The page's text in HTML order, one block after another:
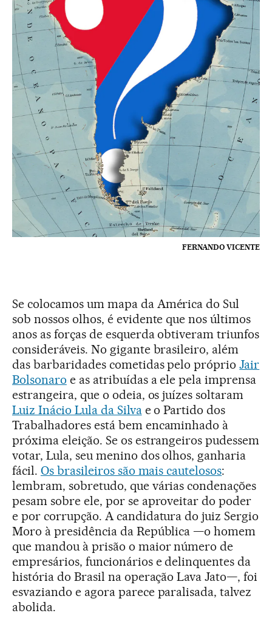
FERNANDO VICENTE
Se colocamos um mapa da América do Sul
sob nossos olhos, é evidente que nos últimos
anos as forças de esquerda obtiveram triunfos
consideráveis. No gigante brasileiro, além
das barbaridades cometidas pelo próprioJair
Bolsonaro e as atribuídas a ele pela imprensa
estrangeira, que o odeia, os juízes soltaram
Luiz Inácio Lula da Silvae o Partido dos
Trabalhadores está bem encaminhado à
próxima eleição. Se os estrangeiros pudessem
votar, Lula, seu menino dos olhos, ganharia
fácil. Os brasileiros são mais cautelosos:
lembram, sobretudo, que várias condenações
pesam sobre ele, por se aproveitar do poder
e por corrupção. A candidatura do juiz Sergio
Moro à presidência da República —o homem
que mandou à prisão o maior número de
empresários, funcionários e delinquentes da
história do Brasil na operação Lava Jato—, foi
esvaziando e agora parece paralisada, talvez
abolida.